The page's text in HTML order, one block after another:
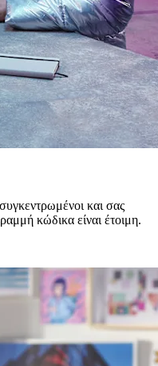
και σας
κώδικα είναι έτοιμη.